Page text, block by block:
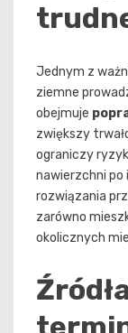
Jednym z
ziemne
obejmuje
zwiększy
ograniczy
nawierzchni po
rozwiązania
zarówno
okolicznych